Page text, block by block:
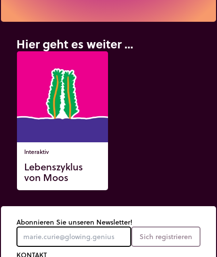
Hier geht es weiter ...
Interaktiv
Lebenszyklus
von Moos
Abonnieren Sie unseren Newsletter!
Sich registrieren